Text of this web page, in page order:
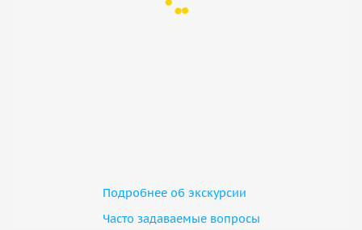
Подробнее об экскурсии
Часто задаваемые вопросы